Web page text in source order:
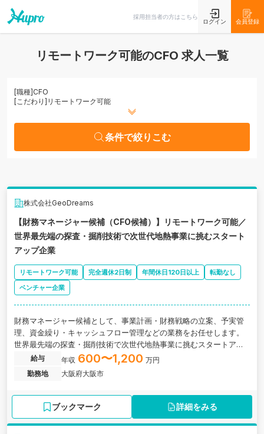
採用担当者の方はこちら
ログイン 会員登録
リモートワーク可能のCFO 求人一覧
[職種] CFO
[こだわり] リモートワーク可能
条件で絞りこむ
株式会社GeoDreams
【財務マネージャー候補（CFO候補）】リモートワーク可能／
世界最先端の探査・掘削技術で次世代地熱事業に挑むスタート
アップ企業
リモートワーク可能 完全週休2日制 年間休日120日以上
転勤なし
ベンチャー企業
財務マネージャー候補として、事業計画・財務戦略の立案、予実管
理、資金繰り・キャッシュフロー管理などの業務をお任せします。
世界最先端の探査・掘削技術で次世代地熱事業に挑むスタートアッ
プ企業の求人です。
給与 年収 600〜1,200 万円
勤務地
大阪府大阪市
ブックマーク 詳細をみる